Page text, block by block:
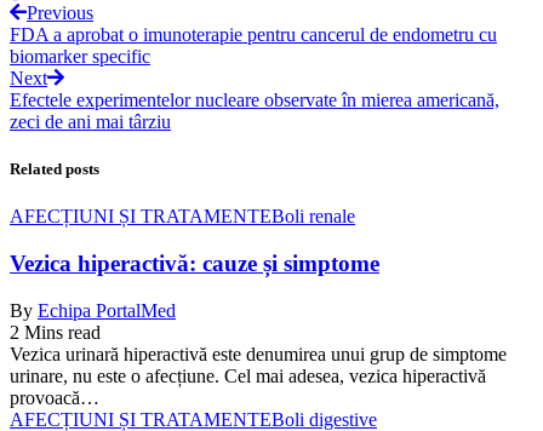
Previous
FDA a aprobat o imunoterapie pentru cancerul de endometru cu
biomarker specific
Next
Efectele experimentelor nucleare observate în mierea americană,
zeci de ani mai târziu
Related posts
AFECȚIUNI ȘI TRATAMENTEBoli renale
Vezica hiperactivă: cauze și simptome
By Echipa PortalMed
2 Mins read
Vezica urinară hiperactivă este denumirea unui grup de simptome
urinare, nu este o afecțiune. Cel mai adesea, vezica hiperactivă
provoacă…
AFECȚIUNI ȘI TRATAMENTEBoli digestive